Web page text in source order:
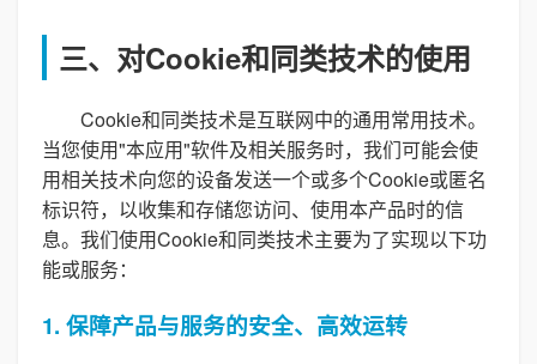
三、对Cookie和同类技术的使用
Cookie和同类技术是互联网中的通用常用技术。
当您使用"本应用"软件及相关服务时，我们可能会使
用相关技术向您的设备发送一个或多个Cookie或匿名
标识符，以收集和存储您访问、使用本产品时的信
息。我们使用Cookie和同类技术主要为了实现以下功
能或服务：
1. 保障产品与服务的安全、高效运转